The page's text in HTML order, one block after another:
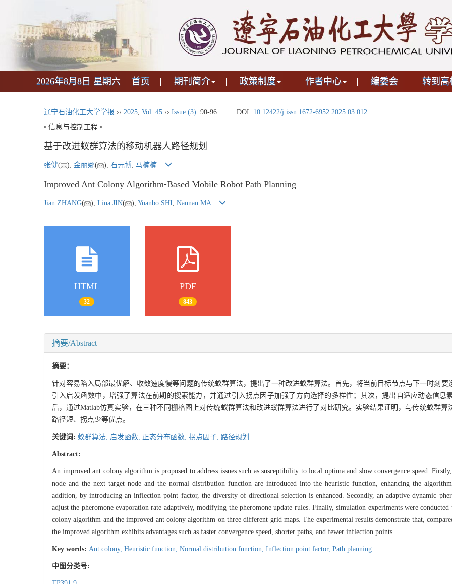
2026年8月8日 星期六 首页 期刊简介 政策制度 作者中心 编委会 转到高
辽宁石油化工大学学报 ›› 2025, Vol. 45 ›› Issue (3): 90-96. DOI: 10.12422/j.issn.1672-6952.2025.03.012
• 信息与控制工程 •
基于改进蚁群算法的移动机器人路径规划
张健( ), 金丽娜( ), 石元博, 马楠楠
Improved Ant Colony Algorithm⁃Based Mobile Robot Path Planning
Jian ZHANG( ), Lina JIN( ), Yuanbo SHI Nannan MA
HTML
32
PDF
843
摘要/Abstract
摘要：
针对容易陷入局部最优解、收敛速度慢等问题的传统蚁群算法，提出了一种改进蚁群算法。首先，将当前目标节点与下一时刻
引入启发函数中，增强了算法在前期的搜索能力，并通过引入拐点因子加强了方向选择的多样性；其次，提出自适应动态信息
后，通过Matlab仿真实验，在三种不同栅格图上对传统蚁群算法和改进蚁群算法进行了对比研究。实验结果证明，与传统蚁群
路径短、拐点少等优点。
关键词: 蚁群算法, 启发函数, 正态分布函数, 拐点因子, 路径规划
Abstract:
An improved ant colony algorithm is proposed to address issues such as susceptibility to local optima and slow convergence speed.
node and the next target node and the normal distribution function are introduced into the heuristic function, enhancing the
addition, by introducing an inflection point factor, the diversity of directional selection is enhanced. Secondly, an adaptive dynamic
adjust the pheromone evaporation rate adaptively, modifying the pheromone update rules. Finally, simulation experiments were
colony algorithm and the improved ant colony algorithm on three different grid maps. The experimental results demonstrate that,
the improved algorithm exhibits advantages such as faster convergence speed, shorter paths, and fewer inflection points.
Key words: Ant colony, Heuristic function, Normal distribution function, Inflection point factor, Path planning
中图分类号: